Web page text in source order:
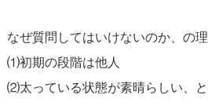
最後に、相手の返答に関わらず、
りを持って聞く姿勢を忘れないよ
なぜ質問してはいけないのか、の
⑴初期の段階は他人
⑵太っている状態が素晴らしい、